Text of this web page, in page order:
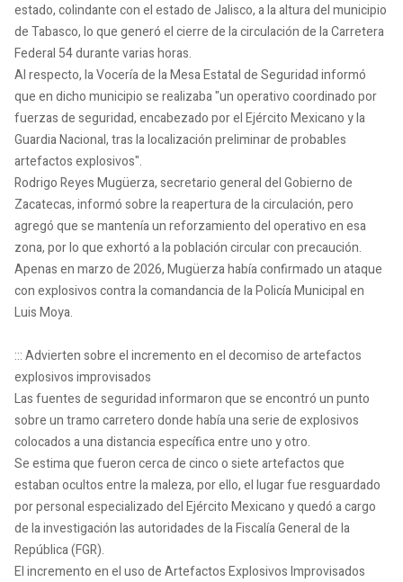
estado, colindante con el estado de Jalisco, a la altura del municipio
de Tabasco, lo que generó el cierre de la circulación de la Carretera
Federal 54 durante varias horas.
Al respecto, la Vocería de la Mesa Estatal de Seguridad informó
que en dicho municipio se realizaba "un operativo coordinado por
fuerzas de seguridad, encabezado por el Ejército Mexicano y la
Guardia Nacional, tras la localización preliminar de probables
artefactos explosivos".
Rodrigo Reyes Mugüerza, secretario general del Gobierno de
Zacatecas, informó sobre la reapertura de la circulación, pero
agregó que se mantenía un reforzamiento del operativo en esa
zona, por lo que exhortó a la población circular con precaución.
Apenas en marzo de 2026, Mugüerza había confirmado un ataque
con explosivos contra la comandancia de la Policía Municipal en
Luis Moya.
::: Advierten sobre el incremento en el decomiso de artefactos
explosivos improvisados
Las fuentes de seguridad informaron que se encontró un punto
sobre un tramo carretero donde había una serie de explosivos
colocados a una distancia específica entre uno y otro.
Se estima que fueron cerca de cinco o siete artefactos que
estaban ocultos entre la maleza, por ello, el lugar fue resguardado
por personal especializado del Ejército Mexicano y quedó a cargo
de la investigación las autoridades de la Fiscalía General de la
República (FGR).
El incremento en el uso de Artefactos Explosivos Improvisados